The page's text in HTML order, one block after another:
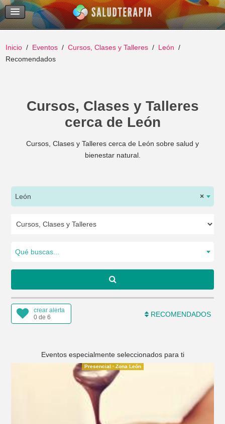
Temas Recientes
Buscar
Inicio Eventos Cursos, Clases y Talleres
León
Recomendados
Cursos, Clases y Talleres
cerca de León
Cursos, Clases y Talleres cerca de León sobre salud y
bienestar natural.
×
León
Qué buscas...
crear alerta
0 de 6
RECOMENDADOS
Eventos especialmente seleccionados para ti
Presencial · Zona León